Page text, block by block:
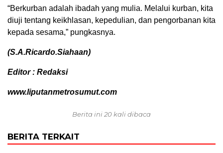
“Berkurban adalah ibadah yang mulia. Melalui kurban, kita
diuji tentang keikhlasan, kepedulian, dan pengorbanan kita
kepada sesama,” pungkasnya.
(S.A.Ricardo.Siahaan)
Editor : Redaksi
www.liputanmetrosumut.com
Berita ini 20 kali dibaca
BERITA TERKAIT